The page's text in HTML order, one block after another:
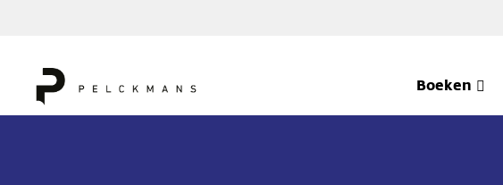
Boeken